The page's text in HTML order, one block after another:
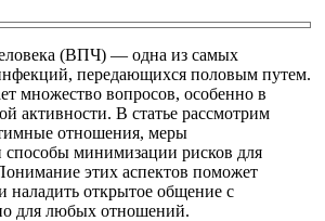
(ВПЧ) — одна из самых
передающихся половым путем.
множество вопросов, особенно в
активности. В статье рассмотрим
отношения, меры
способы минимизации рисков для
этих аспектов поможет
наладить открытое общение с
для любых отношений.